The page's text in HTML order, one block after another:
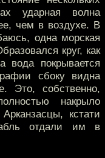
ударная волна
чем в воздухе. В
одна морская
круг, как
вода покрывается
сбоку видна
Это, собственно,
накрыло
кстати
отдали им в